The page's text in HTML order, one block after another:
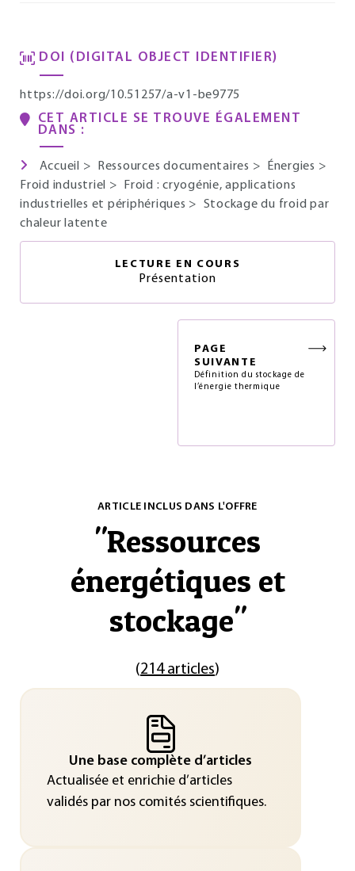
DOI (DIGITAL OBJECT IDENTIFIER)
https://doi.org/10.51257/a-v1-be9775
CET ARTICLE SE TROUVE ÉGALEMENT
DANS :
Accueil > Ressources documentaires > Énergies >
Froid industriel >
Froid : cryogénie, applications
industrielles et périphériques > Stockage du froid par
chaleur latente
LECTURE EN COURS
Présentation
PAGE
SUIVANTE
Définition du stockage de
l’énergie thermique
ARTICLE INCLUS DANS L'OFFRE
"Ressources
énergétiques et
stockage"
(214 articles)
Une base complète d’articles
Actualisée et enrichie d’articles
validés par nos comités scientifiques.